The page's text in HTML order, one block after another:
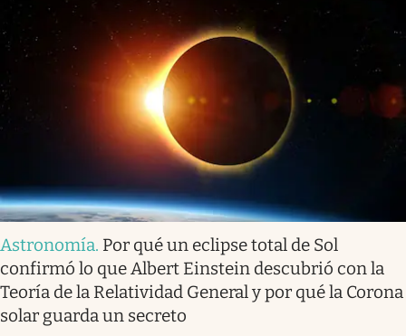
Astronomía. Por qué un eclipse total de Sol
confirmó lo que Albert Einstein descubrió con la
Teoría de la Relatividad General y por qué la Corona
solar guarda un secreto